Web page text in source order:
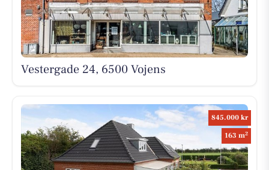
Vestergade 24, 6500 Vojens
845.000 kr
163 m2